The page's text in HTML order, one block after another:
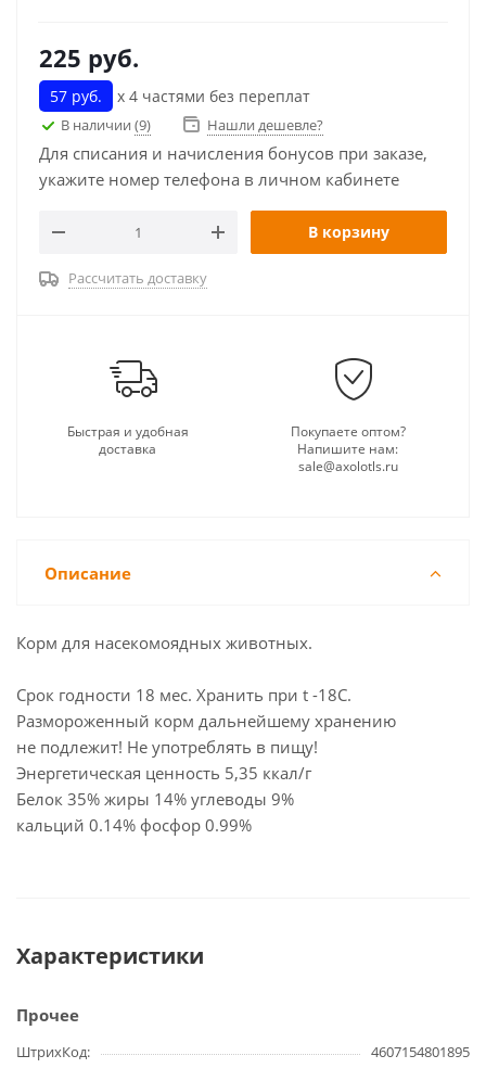
225 руб.
57 руб. х 4 частями без переплат
В наличии (9) Нашли дешевле?
Для списания и начисления бонусов при заказе,
укажите номер телефона в личном кабинете
В корзину
Рассчитать доставку
Быстрая и удобная
доставка
Покупаете оптом?
Напишите нам:
sale@axolotls.ru
Описание
Корм для насекомоядных животных.
Срок годности 18 мес. Хранить при t -18C.
Размороженный корм дальнейшему хранению
не подлежит! Не употреблять в пищу!
Энергетическая ценность 5,35 ккал/г
Белок 35% жиры 14% углеводы 9%
кальций 0.14% фосфор 0.99%
Характеристики
Прочее
ШтрихКод 4607154801895